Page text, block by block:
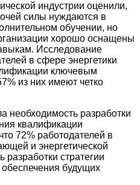
индустрии оценили,
силы нуждаются в
обучении, но
хорошо оснащены
Исследование
в сфере энергетики
ключевым
из них имеют четко
необходимость разработки
квалификации
72% работодателей в
и энергетической
разработки стратегии
будущих